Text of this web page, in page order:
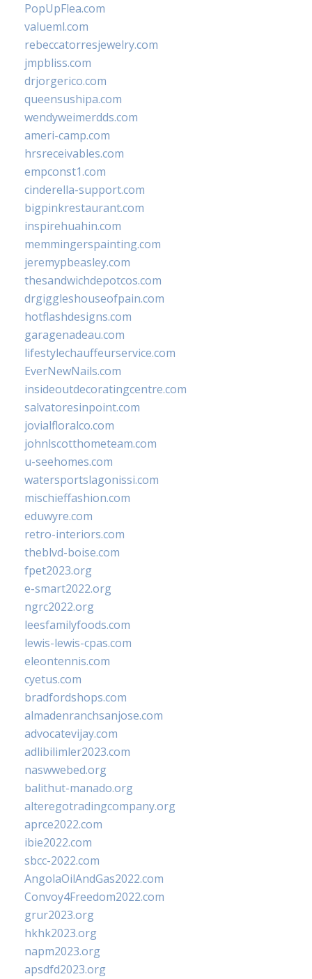
PopUpFlea.com
valueml.com
rebeccatorresjewelry.com
jmpbliss.com
drjorgerico.com
queensushipa.com
wendyweimerdds.com
ameri-camp.com
hrsreceivables.com
empconst1.com
cinderella-support.com
bigpinkrestaurant.com
inspirehuahin.com
memmingerspainting.com
jeremypbeasley.com
thesandwichdepotcos.com
drgiggleshouseofpain.com
hotflashdesigns.com
garagenadeau.com
lifestylechauffeurservice.com
EverNewNails.com
insideoutdecoratingcentre.com
salvatoresinpoint.com
jovialfloralco.com
johnlscotthometeam.com
u-seehomes.com
watersportslagonissi.com
mischieffashion.com
eduwyre.com
retro-interiors.com
theblvd-boise.com
fpet2023.org
e-smart2022.org
ngrc2022.org
leesfamilyfoods.com
lewis-lewis-cpas.com
eleontennis.com
cyetus.com
bradfordshops.com
almadenranchsanjose.com
advocatevijay.com
adlibilimler2023.com
naswwebed.org
balithut-manado.org
alteregotradingcompany.org
aprce2022.com
ibie2022.com
sbcc-2022.com
AngolaOilAndGas2022.com
Convoy4Freedom2022.com
grur2023.org
hkhk2023.org
napm2023.org
apsdfd2023.org